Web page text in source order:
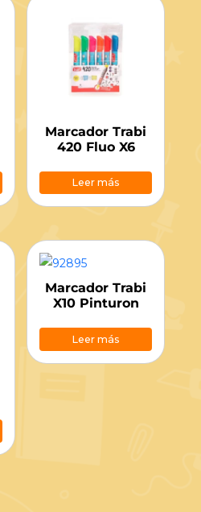
Marcador Trabi
420 Fluo X6
Leer más
Marcador Trabi
X10 Pinturon
Leer más